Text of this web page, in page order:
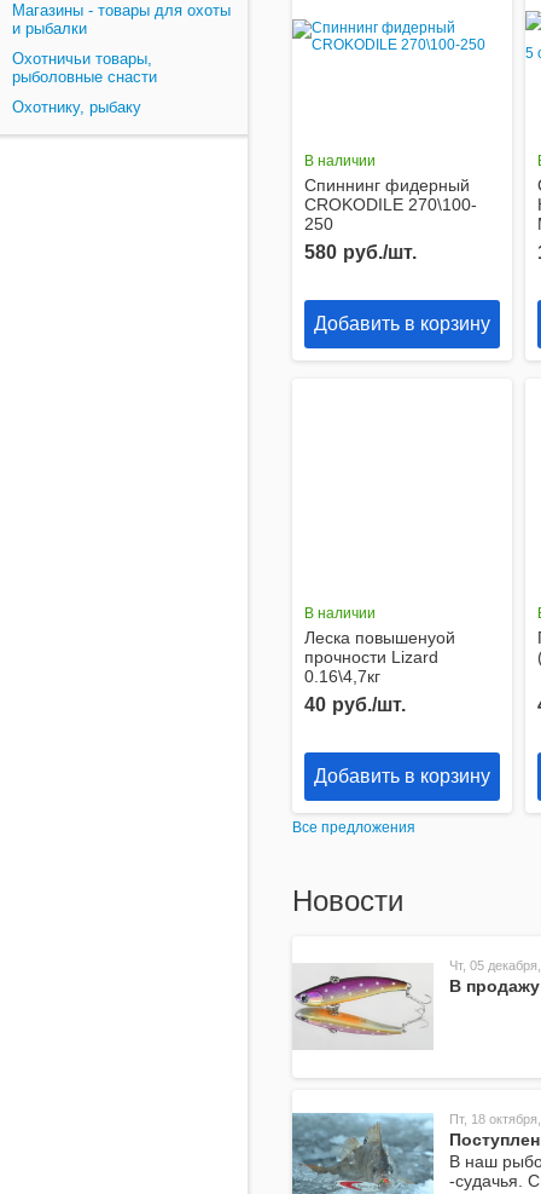
Магазины - товары для охоты
и рыбалки
Охотничьи товары,
рыболовные снасти
Охотнику, рыбаку
В наличии
Спиннинг фидерный
CROKODILE 270\100-
250
580 руб./шт.
Добавить в корзину
В наличии
Леска повышенyой
прочности Lizard
0.16\4,7кг
40 руб./шт.
Добавить в корзину
Все предложения
Новости
Чт, 05
В
Пт, 18
В наш
-судачья.